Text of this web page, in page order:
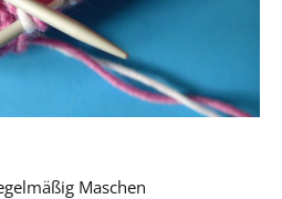
Maschen